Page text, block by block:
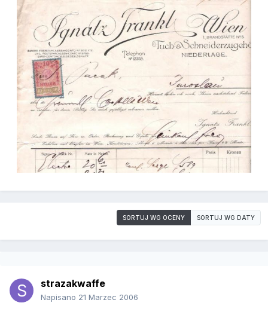
SORTUJ WG OCENY SORTUJ WG DATY
strazakwaffe
Napisano 21 Marzec 2006